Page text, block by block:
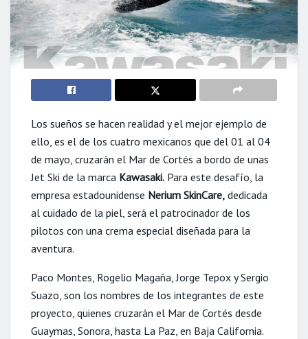
Los sueños se hacen realidad y el mejor ejemplo de
ello, es el de los cuatro mexicanos que del 01 al 04
de mayo, cruzarán el Mar de Cortés a bordo de unas
Jet Ski de la marca Kawasaki. Para este desafío, la
empresa estadounidense Nerium SkinCare, dedicada
al cuidado de la piel, será el patrocinador de los
pilotos con una crema especial diseñada para la
aventura.
Paco Montes, Rogelio Magaña, Jorge Tepox y Sergio
Suazo, son los nombres de los integrantes de este
proyecto, quienes cruzarán el Mar de Cortés desde
Guaymas, Sonora, hasta La Paz, en Baja California.